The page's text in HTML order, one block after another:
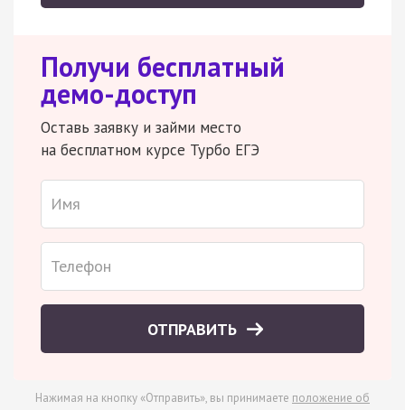
Получи бесплатный
демо-доступ
Оставь заявку и займи место
на бесплатном курсе Турбо ЕГЭ
ОТПРАВИТЬ
Нажимая на кнопку «Отправить», вы принимаете положение об